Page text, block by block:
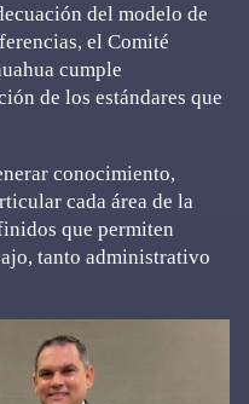
del modelo de
el Comité
cumple
de los estándares que
conocimiento,
cada área de la
que permiten
tanto administrativo